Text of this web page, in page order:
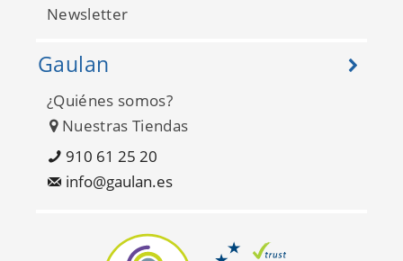
Newsletter
Gaulan
¿Quiénes somos?
Nuestras Tiendas
910 61 25 20
info@gaulan.es